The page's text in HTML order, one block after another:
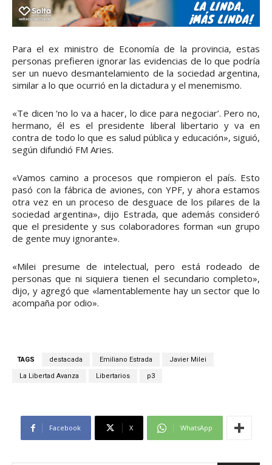
Para el ex ministro de Economía de la provincia, estas
personas prefieren ignorar las evidencias de lo que podría
ser un nuevo desmantelamiento de la sociedad argentina,
similar a lo que ocurrió en la dictadura y el menemismo.
«Te dicen ‘no lo va a hacer, lo dice para negociar’. Pero no,
hermano, él es el presidente liberal libertario y va en
contra de todo lo que es salud pública y educación», siguió,
según difundió FM Aries.
«Vamos camino a procesos que rompieron el país. Esto
pasó con la fábrica de aviones, con YPF, y ahora estamos
otra vez en un proceso de desguace de los pilares de la
sociedad argentina», dijo Estrada, que además consideró
que el presidente y sus colaboradores forman «un grupo
de gente muy ignorante».
«Milei presume de intelectual, pero está rodeado de
personas que ni siquiera tienen el secundario completo»,
dijo, y agregó que «lamentablemente hay un sector que lo
acompaña por odio».
TAGS destacada Emiliano Estrada Javier Milei
La Libertad Avanza Libertarios p3
Facebook X WhatsApp